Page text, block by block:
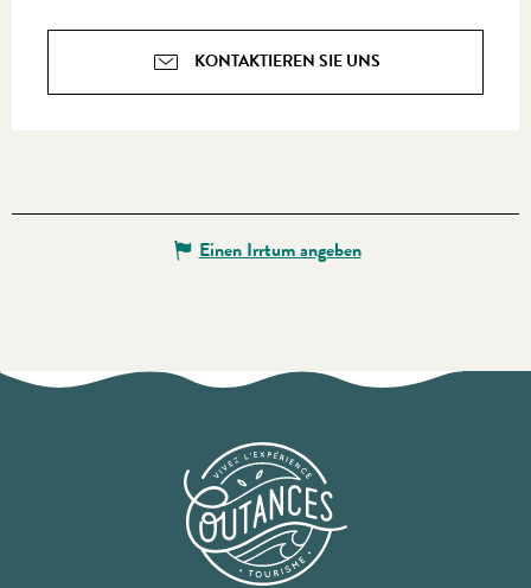
KONTAKTIEREN SIE UNS
Einen Irrtum angeben